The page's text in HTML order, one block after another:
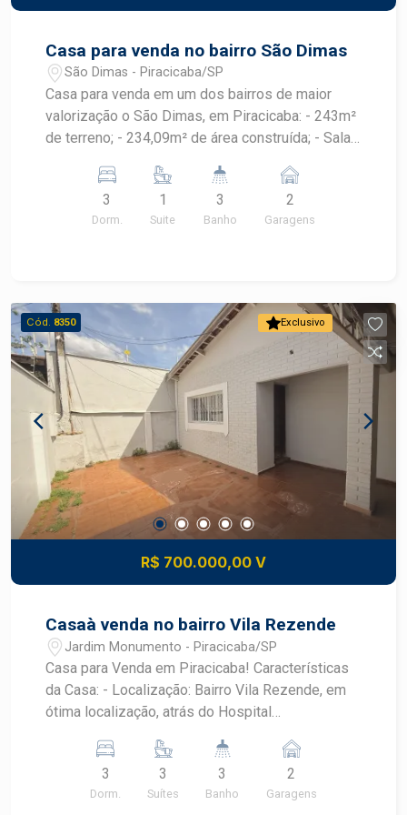
Casa para venda no bairro São Dimas
São Dimas - Piracicaba/SP
Casa para venda em um dos bairros de maior
valorização o São Dimas, em Piracicaba: - 243m²
de terreno; - 234,09m² de área construída; - Sala
Edícula com 1 dormitório e lavanderia; - Pisco
superior com 2 dormitórios, banheiro e
Piracicaba. Agende sua visita!
3
Dorm.
1
Suite
3
Banho
2
Garagens
Exclusivo
Cód. 8350
R$ 700.000,00 V
Casaà venda no bairro Vila Rezende
Jardim Monumento - Piracicaba/SP
Casa para Venda em Piracicaba! Características
da Casa: - Localização: Bairro Vila Rezende, em
ótima localização, atrás do Hospital
- 02 ambientes - 03 dormitórios, sendo 03 suítes
com ar condicionado - Copa - Cozinha - Área
Externa: - Quintal com quarto de despejo - 02
3
Dorm.
3
Suítes
3
Banho
2
Garagens